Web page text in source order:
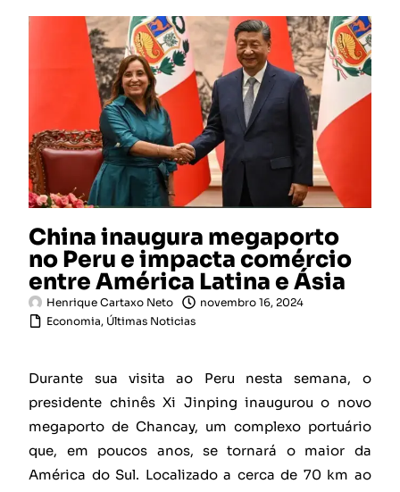
China inaugura megaporto
no Peru e impacta comércio
entre América Latina e Ásia
Henrique Cartaxo Neto
novembro 16, 2024
Economia, Últimas Noticias
Durante sua visita ao Peru nesta semana, o
presidente chinês Xi Jinping inaugurou o novo
megaporto de Chancay, um complexo portuário
que, em poucos anos, se tornará o maior da
América do Sul. Localizado a cerca de 70 km ao